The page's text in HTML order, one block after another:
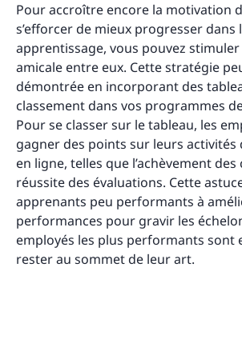
Pour accroître encore la motivation
s’efforcer de mieux progresser dans
apprentissage, vous pouvez
amicale entre eux. Cette stratégie
démontrée en incorporant des
classement dans vos programmes
Pour se classer sur le tableau, les
gagner des points sur leurs activités
en ligne, telles que l’achèvement des
réussite des évaluations. Cette
apprenants peu performants à
performances pour gravir les
employés les plus performants sont
rester au sommet de leur art.